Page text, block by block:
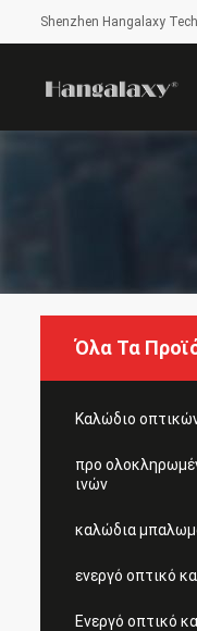
Shenzhen Hangalaxy
Όλα Τα
Καλώδιο
προ
ινών
καλώδια
ενεργό οπτικό
Ενεργό οπτικό